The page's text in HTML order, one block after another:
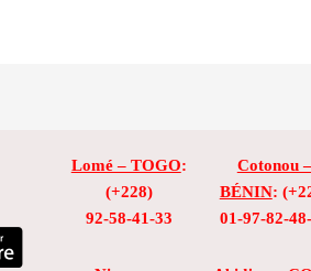
Lomé – TOGO:
(+228)
92-58-41-33
Cotonou –
BÉNIN:
01-97-82-